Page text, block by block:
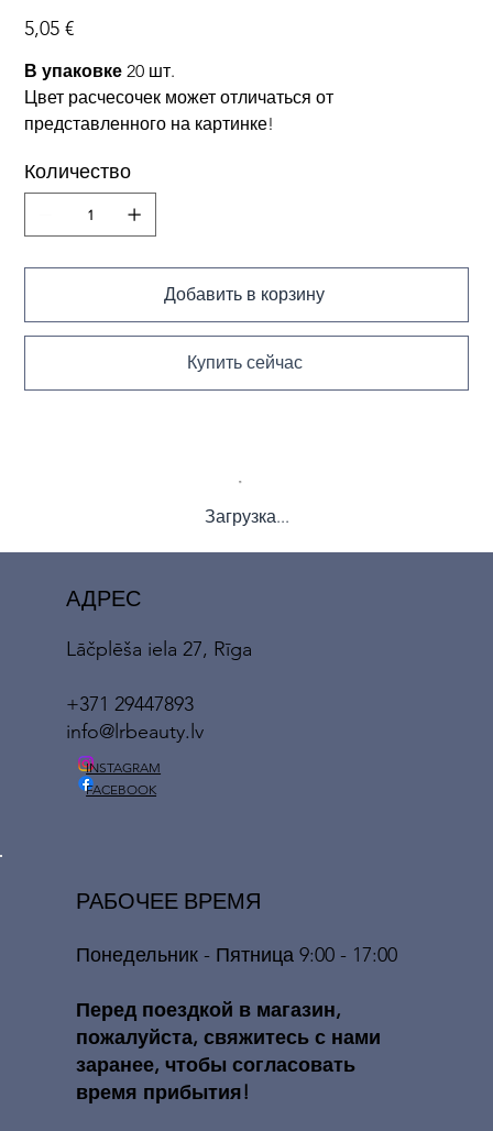
Цена
5,05 €
В упаковке 20 шт.
Цвет расчесочек может отличаться от
представленного на картинке!
Количество
Добавить в корзину
Купить сейчас
Загрузка...
АДРЕС
Lāčplēša iela 27, Rīga
+371 29447893
info@lrbeauty.lv
INSTAGRAM
FACEBOOK
РАБОЧЕЕ ВРЕМЯ
Понедельник - Пятница 9:00 - 17:00
​​Перед поездкой в ​​магазин,
пожалуйста, свяжитесь с нами
заранее, чтобы согласовать
время прибытия!